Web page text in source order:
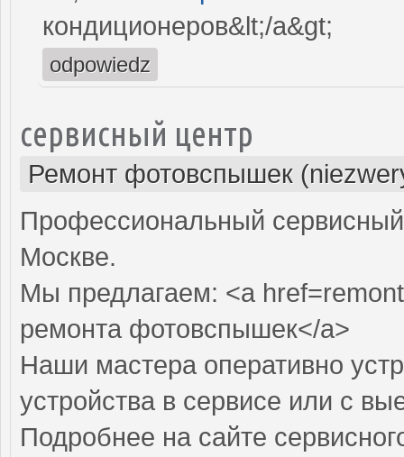
кондиционеров&lt;/a&gt;
odpowiedz
сервисный центр
Ремонт фотовспышек
Профессиональный
Москве.
Мы предлагаем: <a
ремонта фотовспышек</a>
Наши мастера оперативно
устройства в сервисе или с
Подробнее на сайте